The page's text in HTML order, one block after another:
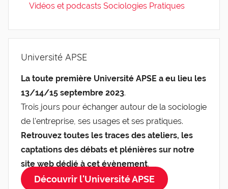
Vidéos et podcasts Sociologies Pratiques
Université APSE
La toute première Université APSE a eu lieu les
13/14/15 septembre 2023.
Trois jours pour échanger autour de la sociologie
de l'entreprise, ses usages et ses pratiques.
Retrouvez toutes les traces des ateliers, les
captations des débats et plénières sur notre
site web dédié à cet évènement.
Découvrir l'Université APSE